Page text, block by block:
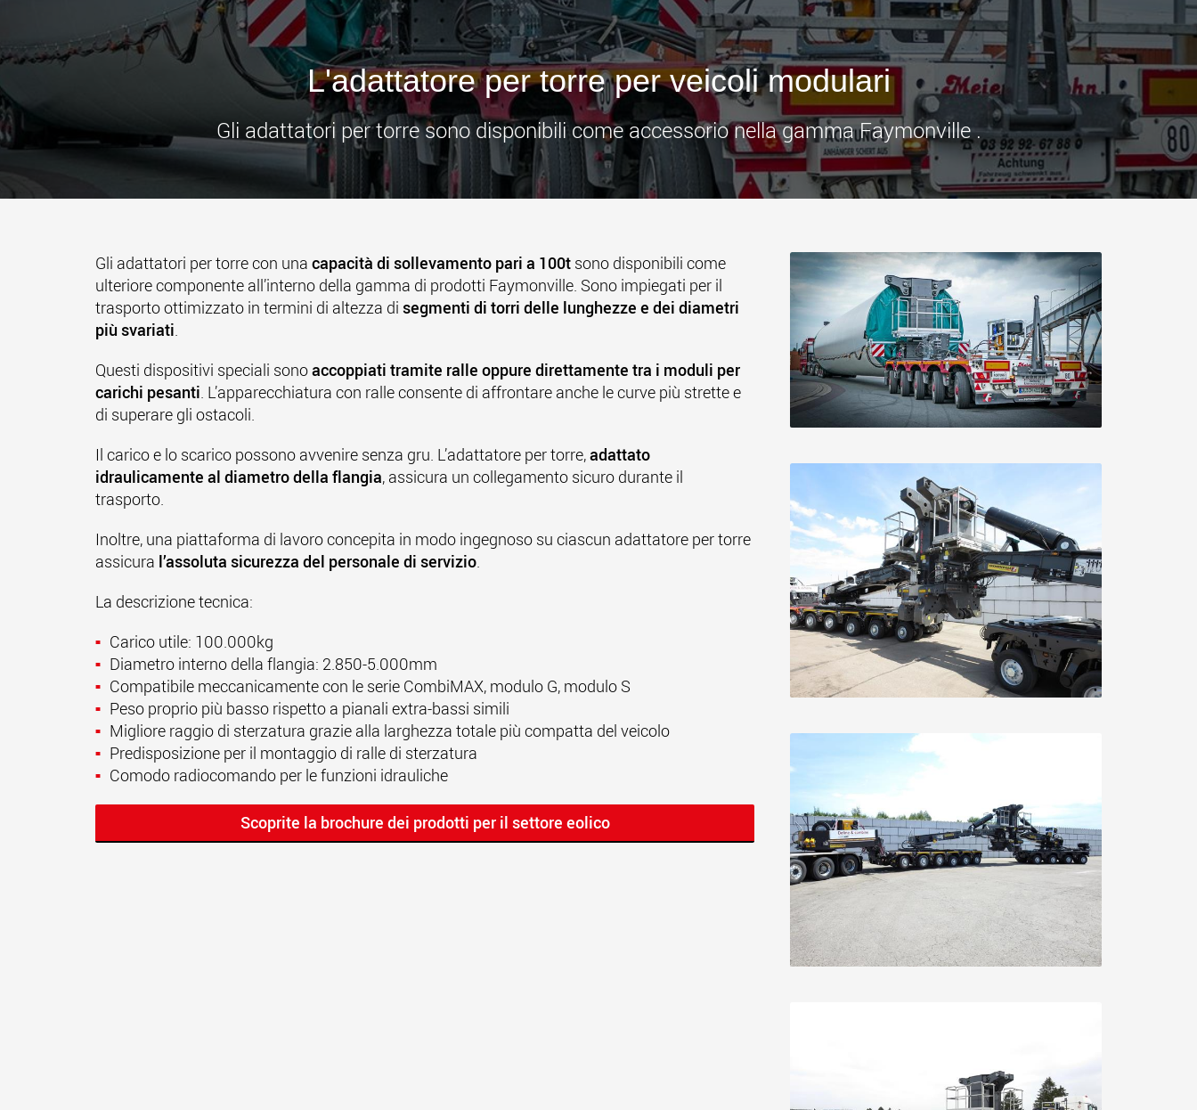
www.morello.us.com
www.cometto.com
L'adattatore per torre per veicoli modulari
Gli adattatori per torre sono disponibili come accessorio nella gamma Faymonville .
Gli adattatori per torre con una capacità di sollevamento pari a 100t sono disponibili come
ulteriore componente all’interno della gamma di prodotti Faymonville. Sono impiegati per il
trasporto ottimizzato in termini di altezza di segmenti di torri delle lunghezze e dei diametri
più svariati.
Questi dispositivi speciali sonoaccoppiati tramite ralle oppure direttamente tra i moduli per
carichi pesanti. L’apparecchiatura con ralle consente di affrontare anche le curve più strette e
di superare gli ostacoli.
Il carico e lo scarico possono avvenire senza gru. L’adattatore per torre,adattato
idraulicamente al diametro della flangia, assicura un collegamento sicuro durante il
trasporto.
Inoltre, una piattaforma di lavoro concepita in modo ingegnoso su ciascun adattatore per torre
assicura l’assoluta sicurezza del personale di servizio.
La descrizione tecnica:
Carico utile: 100.000kg
Diametro interno della flangia: 2.850-5.000mm
Compatibile meccanicamente con le serie CombiMAX, modulo G, modulo S
Peso proprio più basso rispetto a pianali extra-bassi simili
Migliore raggio di sterzatura grazie alla larghezza totale più compatta del veicolo
Predisposizione per il montaggio di ralle di sterzatura
Comodo radiocomando per le funzioni idrauliche
Scoprite la brochure dei prodotti per il settore eolico